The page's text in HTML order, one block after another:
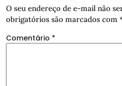
O seu endereço de e-mail não
obrigatórios são marcados com
Comentário *